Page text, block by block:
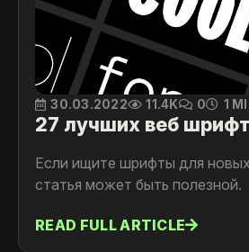
30.03.2022 11.4K 0 1
27 лучших веб
Если ищите шрифты для
статья может быть полезной.
READ FULL ARTICLE